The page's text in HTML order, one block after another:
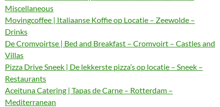
Miscellaneous
Movingcoffee | Italiaanse Koffie op Locatie – Zeewolde –
Drinks
De Cromvoirtse | Bed and Breakfast – Cromvoirt – Castles and
Villas
Pizza Drive Sneek | De lekkerste pizza’s op locatie – Sneek –
Restaurants
Aceituna Catering | Tapas de Carne – Rotterdam –
Mediterranean